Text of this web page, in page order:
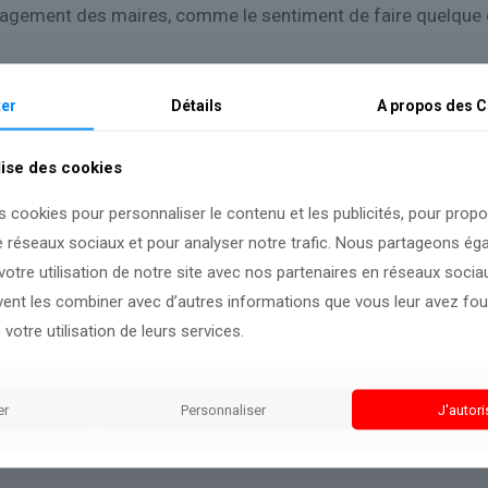
des maires, comme le sentiment de faire quelque
Plus de 3.000 ont rempli entièrement le
en mandat en avril 2024.
de France, qui s’ouvrira mardi à Paris, dans un
mentale en grande cause nationale de l’année 2025, sera
évolutions.
Détails A propos des
des cookies
cookies pour personnaliser le contenu et les publicités, pour
sociaux et pour analyser notre trafic. Nous partageons
utilisation de notre site avec nos partenaires en réseaux
les combiner avec d’autres informations que vous leur avez
utilisation de leurs services.
Personnaliser